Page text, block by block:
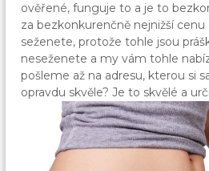
ověřené, funguje to a je to
za bezkonkurenčně nejnižší cenu
seženete, protože tohle jsou
neseženete a my vám tohle
pošleme až na adresu, kterou si
opravdu skvěle? Je to skvělé a